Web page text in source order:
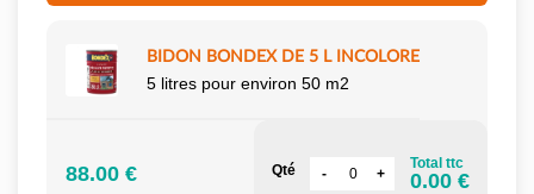
BIDON BONDEX DE 5 L INCOLORE
5 litres pour environ 50 m2
88.00 € Qté Total ttc
0.00 €